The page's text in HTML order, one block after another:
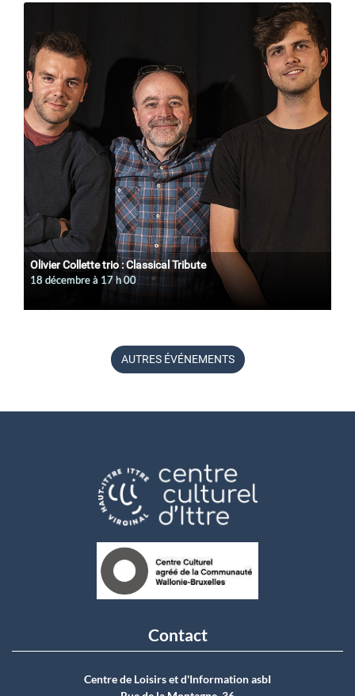
Olivier Collette trio : Classical Tribute
18 décembre à 17 h 00
AUTRES ÉVÉNEMENTS
Contact
Centre de Loisirs et d'Information asbI